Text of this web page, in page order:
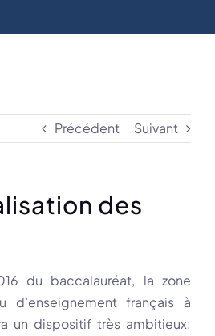
Précédent Suivant
des
du baccalauréat, la zone
d’enseignement français à
un dispositif très ambitieux: